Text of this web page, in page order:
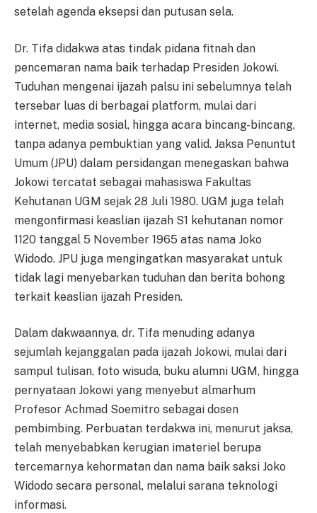
setelah agenda eksepsi dan putusan sela.
Dr. Tifa didakwa atas tindak pidana fitnah dan
pencemaran nama baik terhadap Presiden Jokowi.
Tuduhan mengenai ijazah palsu ini sebelumnya telah
tersebar luas di berbagai platform, mulai dari
internet, media sosial, hingga acara bincang-bincang,
tanpa adanya pembuktian yang valid. Jaksa Penuntut
Umum (JPU) dalam persidangan menegaskan bahwa
Jokowi tercatat sebagai mahasiswa Fakultas
Kehutanan UGM sejak 28 Juli 1980. UGM juga telah
mengonfirmasi keaslian ijazah S1 kehutanan nomor
1120 tanggal 5 November 1965 atas nama Joko
Widodo. JPU juga mengingatkan masyarakat untuk
tidak lagi menyebarkan tuduhan dan berita bohong
terkait keaslian ijazah Presiden.
Dalam dakwaannya, dr. Tifa menuding adanya
sejumlah kejanggalan pada ijazah Jokowi, mulai dari
sampul tulisan, foto wisuda, buku alumni UGM, hingga
pernyataan Jokowi yang menyebut almarhum
Profesor Achmad Soemitro sebagai dosen
pembimbing. Perbuatan terdakwa ini, menurut jaksa,
telah menyebabkan kerugian imateriel berupa
tercemarnya kehormatan dan nama baik saksi Joko
Widodo secara personal, melalui sarana teknologi
informasi.